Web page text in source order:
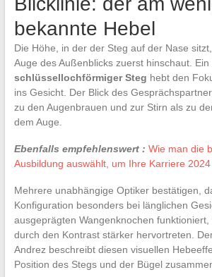
bekannte Hebel
Die Höhe, in der der Steg auf der Nase
Auge des Außenblicks zuerst hinschaut. Ein
schlüssellochförmiger Steg hebt den
ins Gesicht. Der Blick des
zu den Augenbrauen und zur Stirn als zu
dem Auge.
Ebenfalls empfehlenswert : Wie man die
Ausbildung auswählt, um Ihre Karriere
Mehrere unabhängige Optiker bestätigen,
Konfiguration besonders bei länglichen
ausgeprägten Wangenknochen funktioniert,
durch den Kontrast stärker hervortreten.
Andrez beschreibt diesen visuellen
Position des Stegs und der Bügel